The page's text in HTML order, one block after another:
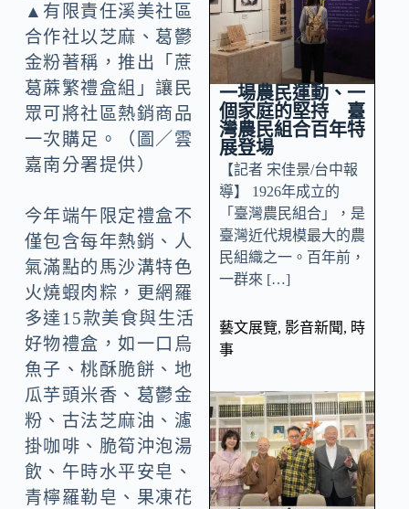
▲有限責任溪美社區
合作社以芝麻、葛鬱
金粉著稱，推出「蔗
葛蔴繁禮盒組」讓民
眾可將社區熱銷商品
一次購足。（圖／雲
嘉南分署提供）
今年端午限定禮盒不
僅包含每年熱銷、人
氣滿點的馬沙溝特色
火燒蝦肉粽，更網羅
多達15款美食與生活
好物禮盒，如一口烏
魚子、桃酥脆餅、地
瓜芋頭米香、葛鬱金
粉、古法芝麻油、濾
掛咖啡、脆筍沖泡湯
飲、午時水平安皂、
青檸羅勒皂、果凍花
一場農民運動、一
個家庭的堅持 臺
灣農民組合百年特
展登場
【記者 宋佳景/台中報
導】 1926年成立的
「臺灣農民組合」，是
臺灣近代規模最大的農
民組織之一。百年前，
一群來 […]
藝文展覽, 影音新聞, 時
事